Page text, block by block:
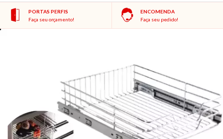
PORTAS PERFIS
Faça seu orçamento!
ENCOMENDA
Faça seu pedido!